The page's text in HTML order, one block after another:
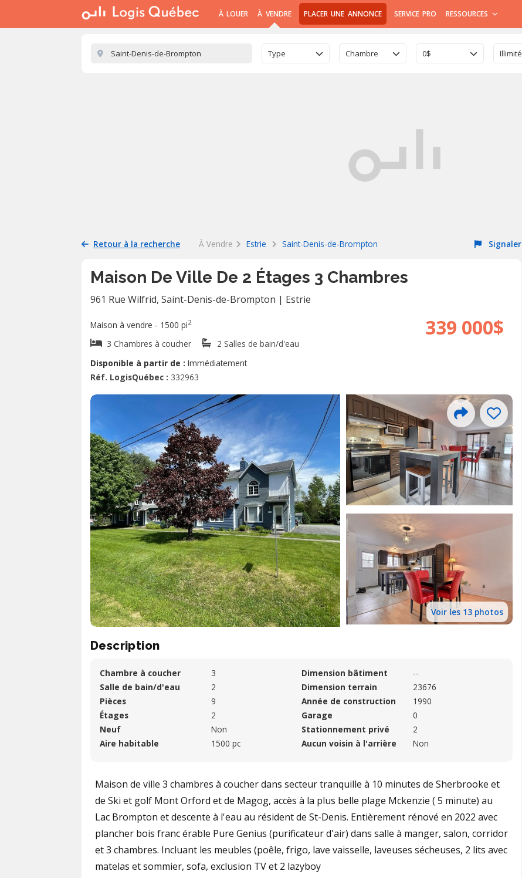
À LOUER À VENDRE PLACER UNE ANNONCE SERVICE PRO RESSOURCES
Type Chambre 0$ Illimité
Retour à la recherche À Vendre Estrie Saint-Denis-de-Brompton Signaler
Maison De Ville De 2 Étages 3 Chambres
961 Rue Wilfrid, Saint-Denis-de-Brompton | Estrie
339 000$
Maison à vendre - 1500 pi2
3 Chambres à coucher
2 Salles de bain/d'eau
Disponible à partir de : Immédiatement
Réf. LogisQuébec : 332963
Voir les 13 photos
Description
Chambre à coucher
3
Salle de bain/d'eau
2
Pièces
9
Étages
2
Neuf
Non
Aire habitable
1500 pc
Dimension bâtiment
--
Dimension terrain
23676
Année de construction
1990
Garage
0
Stationnement privé
2
Aucun voisin à l'arrière
Non
Maison de ville 3 chambres à coucher dans secteur tranquille à 10 minutes de Sherbrooke et
de Ski et golf Mont Orford et de Magog, accès à la plus belle plage Mckenzie ( 5 minute) au
Lac Brompton et descente à l'eau au résident de St-Denis. Entièrement rénové en 2022 avec
plancher bois franc érable Pure Genius (purificateur d'air) dans salle à manger, salon, corridor
et 3 chambres. Incluant les meubles (poêle, frigo, lave vaisselle, laveuses sécheuses, 2 lits avec
matelas et sommier, sofa, exclusion TV et 2 lazyboy